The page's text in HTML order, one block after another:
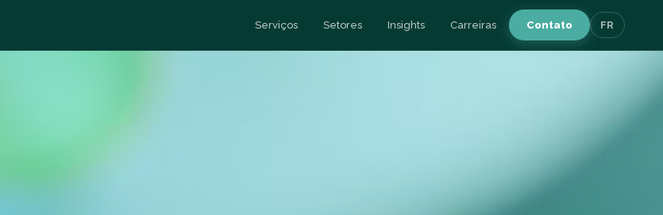
Serviços Setores Insights Carreiras Contato FR